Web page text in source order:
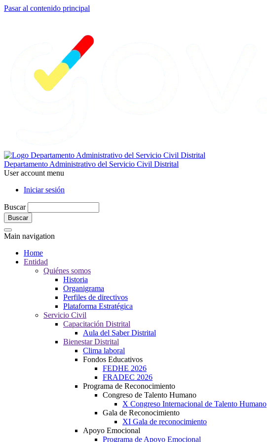
Pasar al contenido principal
Departamento Administrativo del Servicio Civil Distrital
User account menu
Iniciar sesión
Buscar
Main navigation
Home
Entidad
Quiénes somos
Historia
Organigrama
Perfiles de directivos
Plataforma Estratégica
Servicio Civil
Capacitación Distrital
Aula del Saber Distrital
Bienestar Distrital
Clima laboral
Fondos Educativos
FEDHE 2026
FRADEC 2026
Programa de Reconocimiento
Congreso de Talento Humano
X Congreso Internacional de Talento Humano
Gala de Reconocimiento
XI Gala de reconocimiento
Apoyo Emocional
Programa de Apoyo Emocional